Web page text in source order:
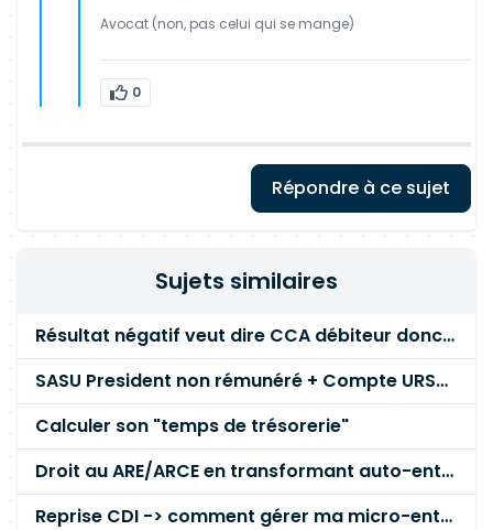
Avocat (non, pas celui qui se mange)
0
Répondre à ce sujet
Sujets similaires
Résultat négatif veut dire CCA débiteur donc illégal ?
SASU President non rémunéré + Compte URSSAF
Calculer son "temps de trésorerie"
Droit au ARE/ARCE en transformant auto-entrepreneur en SASU/EURL
Reprise CDI -> comment gérer ma micro-entreprise et ARE